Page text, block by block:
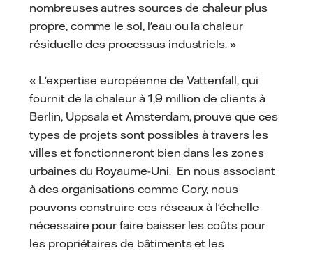
nombreuses autres sources de chaleur plus
propre, comme le sol, l'eau ou la chaleur
résiduelle des processus industriels. »
« L'expertise européenne de Vattenfall, qui
fournit de la chaleur à 1,9 million de clients à
Berlin, Uppsala et Amsterdam, prouve que ces
types de projets sont possibles à travers les
villes et fonctionneront bien dans les zones
urbaines du Royaume-Uni. En nous associant
à des organisations comme Cory, nous
pouvons construire ces réseaux à l'échelle
nécessaire pour faire baisser les coûts pour
les propriétaires de bâtiments et les